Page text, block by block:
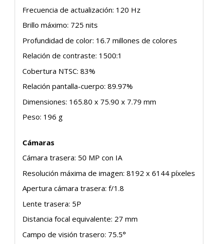
Frecuencia de actualización: 120 Hz
Brillo máximo: 725 nits
Profundidad de color: 16.7 millones de colores
Relación de contraste: 1500:1
Cobertura NTSC: 83%
Relación pantalla-cuerpo: 89.97%
Dimensiones: 165.80 x 75.90 x 7.79 mm
Peso: 196 g
Cámaras
Cámara trasera: 50 MP con IA
Resolución máxima de imagen: 8192 x 6144 píxeles
Apertura cámara trasera: f/1.8
Lente trasera: 5P
Distancia focal equivalente: 27 mm
Campo de visión trasero: 75.5°